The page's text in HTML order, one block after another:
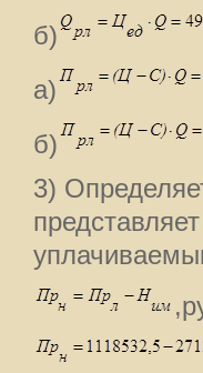
б)
а)
б)
3)